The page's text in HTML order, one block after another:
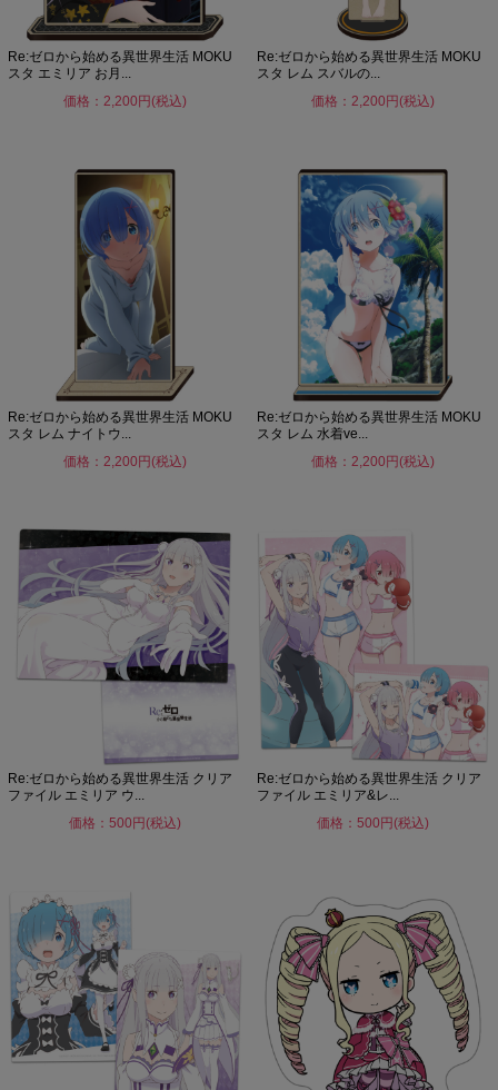
Re:ゼロから始める異世界生活 MOKU
スタ エミリア お月...
価格：2,200円(税込)
Re:ゼロから始める異世界生活 MOKU
スタ レム スバルの...
価格：2,200円(税込)
Re:ゼロから始める異世界生活 MOKU
スタ レム ナイトウ...
価格：2,200円(税込)
Re:ゼロから始める異世界生活 MOKU
スタ レム 水着ve...
価格：2,200円(税込)
Re:ゼロから始める異世界生活 クリア
ファイル エミリア ウ...
価格：500円(税込)
Re:ゼロから始める異世界生活 クリア
ファイル エミリア&レ...
価格：500円(税込)